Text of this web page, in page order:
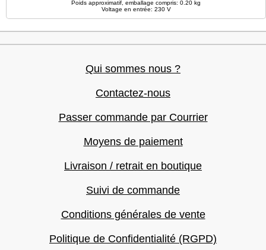
Poids approximatif, emballage compris: 0.20 kg
Voltage en entrée: 230 V
Qui sommes nous ?
Contactez-nous
Passer commande par Courrier
Moyens de paiement
Livraison / retrait en boutique
Suivi de commande
Conditions générales de vente
Politique de Confidentialité (RGPD)